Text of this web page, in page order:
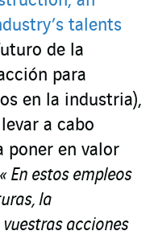
talents
de la
para
en la industria),
a cabo
poner en valor
« En estos empleos
la
acciones